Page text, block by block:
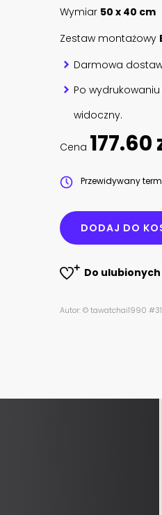
Wymiar 50 x 40 cm
Zestaw montażowy
Darmowa
Po
widoczny.
Cena 177.60
Przewidywany
DODAJ DO
Do ulubionych
Autor: © tawatchai1990